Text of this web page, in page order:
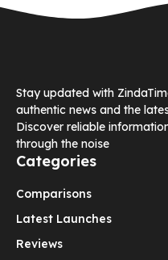
Stay updated with
authentic news and the
Discover reliable
through the noise
Categories
Comparisons
Latest Launches
Reviews